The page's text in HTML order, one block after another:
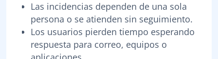
Las incidencias dependen de una sola
persona o se atienden sin seguimiento.
Los usuarios pierden tiempo esperando
respuesta para correo, equipos o